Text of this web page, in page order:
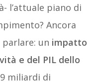
l’attuale piano di
Ancora
parlare: un impatto
e del PIL dello
miliardi di